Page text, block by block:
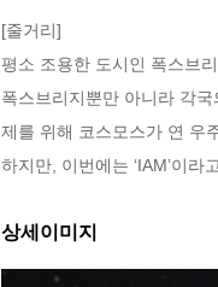
[줄거리]
평소 조용한 도시인 폭스브
폭스브리지뿐만 아니라 각
제를 위해 코스모스가 연 우
하지만, 이번에는 ‘IAM’이
상세이미지